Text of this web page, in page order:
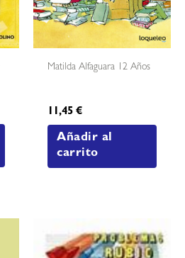
Matilda Alfaguara 12 Años
11,45€
Añadir al
carrito